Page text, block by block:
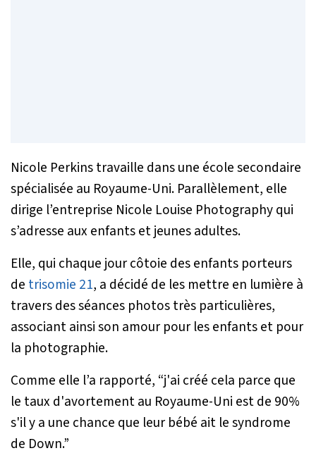
Nicole Perkins travaille dans une école secondaire
spécialisée au Royaume-Uni. Parallèlement, elle
dirige l’entreprise Nicole Louise Photography qui
s’adresse aux enfants et jeunes adultes.
Elle, qui chaque jour côtoie des enfants porteurs
de trisomie 21, a décidé de les mettre en lumière à
travers des séances photos très particulières,
associant ainsi son amour pour les enfants et pour
la photographie.
Comme elle l’a rapporté, “j'ai créé cela parce que
le taux d'avortement au Royaume-Uni est de 90%
s'il y a une chance que leur bébé ait le syndrome
de Down.”